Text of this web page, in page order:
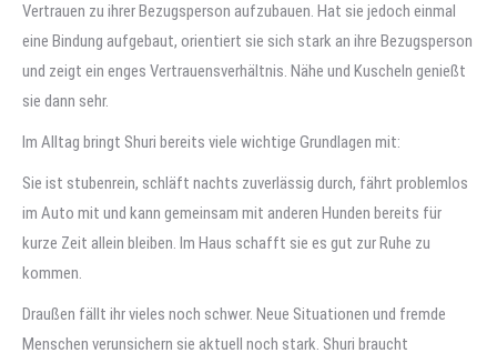
Vertrauen zu ihrer Bezugsperson aufzubauen. Hat sie jedoch einmal
eine Bindung aufgebaut, orientiert sie sich stark an ihre Bezugsperson
und zeigt ein enges Vertrauensverhältnis. Nähe und Kuscheln genießt
sie dann sehr.
Im Alltag bringt Shuri bereits viele wichtige Grundlagen mit:
Sie ist stubenrein, schläft nachts zuverlässig durch, fährt problemlos
im Auto mit und kann gemeinsam mit anderen Hunden bereits für
kurze Zeit allein bleiben. Im Haus schafft sie es gut zur Ruhe zu
kommen.
Draußen fällt ihr vieles noch schwer. Neue Situationen und fremde
Menschen verunsichern sie aktuell noch stark. Shuri braucht